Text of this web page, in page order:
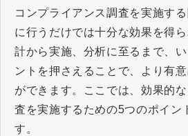
コンプライアンス調査を実施す
に行うだけでは十分な効果を得
計から実施、分析に至るまで、
ントを押さえることで、より有
ができます。ここでは、効果的
査を実施するための5つのポイン
す。